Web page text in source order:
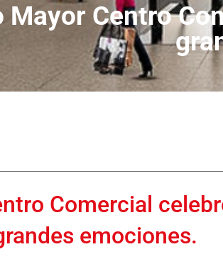
Mayor Centro
Comercial
emociones.